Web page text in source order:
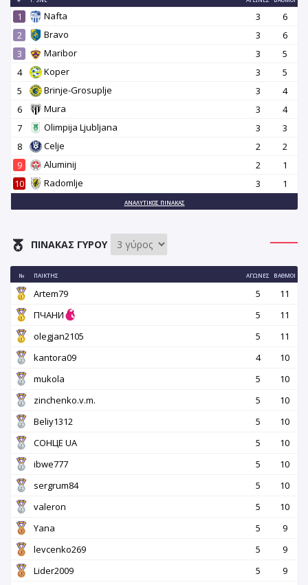
1 Nafta 3
6
2
Bravo 3
6
3
Maribor 3
5
4
Koper 3
5
5
Brinje-Grosuplje 3
4
6
Mura 3
4
7
Olimpija Ljubljana 3
3
8
Celje 2
2
9
Aluminij 2
1
10
Radomlje 3 1
ΑΝΑΛΥΤΙΚΌΣ ΠΊΝΑΚΑΣ
ΠΊΝΑΚΑΣ ΓΎΡΟΥ
№ ΠΑΊΚΤΗΣ ΑΓΏΝΕΣ ΒΑΘΜΟΊ
Artem79 5
11
ПЧАНИ
5
11
olegjan2105
5
11
kantora09
4
10
mukola
5
10
zinchenko.v.m.
5
10
Beliy1312
5
10
СОНЦЕ UA
5
10
ibwe777
5
10
sergrum84
5
10
valeron
5
10
Yana
5
9
levcenko269
5
9
Lider2009
5
9